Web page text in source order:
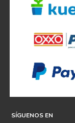
SÍGUENOS EN